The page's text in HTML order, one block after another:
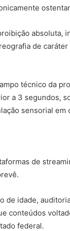
absoluta,
de caráter
técnico da
a 3 segundos,
sensorial em
de
de idade,
conteúdos
federal.